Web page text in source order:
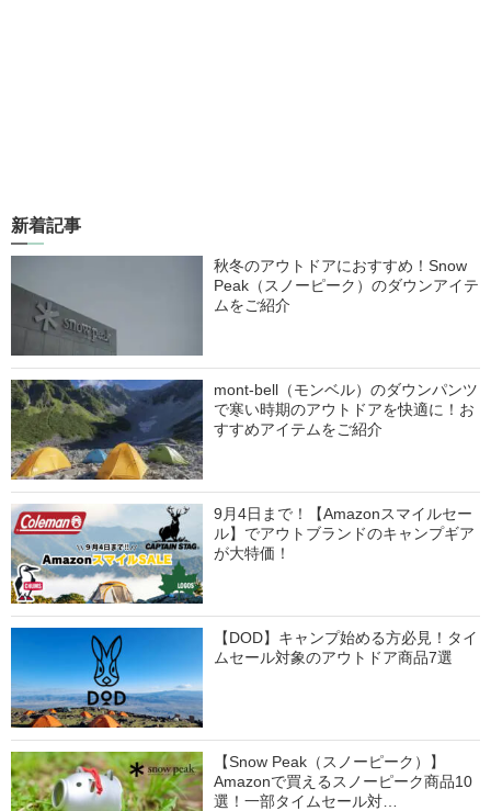
新着記事
秋冬のアウトドアにおすすめ！Snow
Peak（スノーピーク）のダウンアイテ
ムをご紹介
mont-bell（モンベル）のダウンパンツ
で寒い時期のアウトドアを快適に！お
すすめアイテムをご紹介
9月4日まで！【Amazonスマイルセー
ル】でアウトブランドのキャンプギア
が大特価！
【DOD】キャンプ始める方必見！タイ
ムセール対象のアウトドア商品7選
【Snow Peak（スノーピーク）】
Amazonで買えるスノーピーク商品10
選！一部タイムセール対…